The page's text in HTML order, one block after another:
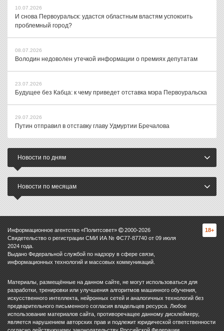
10.07.2026
И снова Первоуральск: удастся областным властям успокоить
проблемный город?
08.07.2026
Володин недоволен утечкой информации о премиях депутатам
23.07.2026
Будущее без Кабца: к чему приведет отставка мэра Первоуральска
29.07.2026
Путин отправил в отставку главу Удмуртии Бречалова
Новости по дням
Новости по месяцам
Информационное агентство «Политсовет» 2000-2026
Свидетельство о регистрации СМИ ИА № ФС77-87740 от 09 июля
2024 года.
Выдано Федеральной службой по надзору в сфере связи,
информационных технологий и массовых коммуникаций.
18+
Материалы, размещённые на данном сайте, не могут использоваться для
разработки, тренировки или улучшения алгоритмов машинного обучения,
искусственного интеллекта, нейронных сетей и аналогичных технологий без
предварительного письменного согласия владельцев ресурса. Любое
использование материалов сайта, противоречащее данному дисклеймеру,
является нарушением авторских прав и подлежит юридической ответственности